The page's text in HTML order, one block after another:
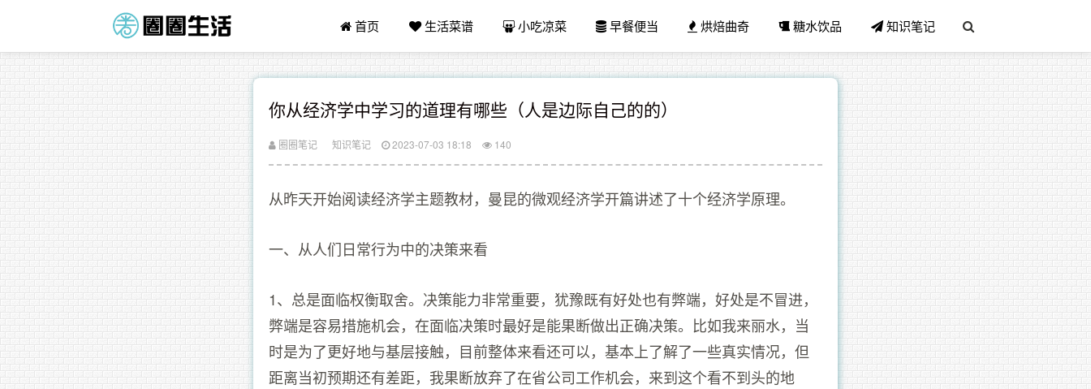
首页 生活菜谱 小吃凉菜 早餐便当 烘焙曲奇 糖水饮品 知识笔记
你从经济学中学习的道理有哪些（人是边际自己的的）
圈圈笔记 知识笔记 2023-07-03 18:18 140
从昨天开始阅读经济学主题教材，曼昆的微观经济学开篇讲述了十个经济学原理。
一、从人们日常行为中的决策来看
1、总是面临权衡取舍。决策能力非常重要，犹豫既有好处也有弊端，好处是不冒进，
弊端是容易措施机会，在面临决策时最好是能果断做出正确决策。比如我来丽水，当
时是为了更好地与基层接触，目前整体来看还可以，基本上了解了一些真实情况，但
距离当初预期还有差距，我果断放弃了在省公司工作机会，来到这个看不到头的地